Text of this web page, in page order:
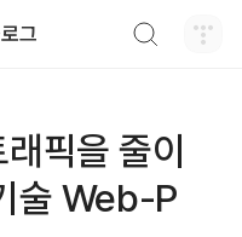
그
픽을 줄이
술 Web-P